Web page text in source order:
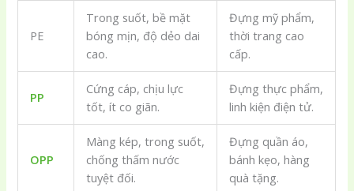
PE
Trong suốt, bề mặt
bóng mịn, độ dẻo dai
cao.
Đựng mỹ phẩm,
thời trang cao
cấp.
PP
Cứng cáp, chịu lực
tốt, ít co giãn.
Đựng thực phẩm,
linh kiện điện tử.
OPP
Màng kép, trong suốt,
chống thấm nước
tuyệt đối.
Đựng quần áo,
bánh kẹo, hàng
quà tặng.